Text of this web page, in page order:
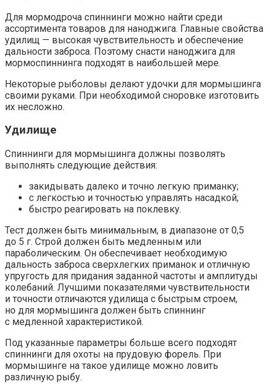
Для мормодроча спиннинги можно найти среди
ассортимента товаров для наноджига. Главные свойства
удилищ — высокая чувствительность и обеспечение
дальности заброса. Поэтому снасти наноджига для
мормоспиннинга подходят в наибольшей мере.
Некоторые рыболовы делают удочки для мормышинга
своими руками. При необходимой сноровке изготовить
их несложно.
Удилище
Спиннинги для мормышинга должны позволять
выполнять следующие действия:
закидывать далеко и точно легкую приманку;
с легкостью и точностью управлять насадкой;
быстро реагировать на поклевку.
Тест должен быть минимальным, в диапазоне от 0,5
до 5 г. Строй должен быть медленным или
параболическим. Он обеспечивает необходимую
дальность заброса сверхлегких приманок и отличную
упругость для придания заданной частоты и амплитуды
колебаний. Лучшими показателями чувствительности
и точности отличаются удилища с быстрым строем,
но для мормышинга должен быть спиннинг
с медленной характеристикой.
Под указанные параметры больше всего подходят
спиннинги для охоты на прудовую форель. При
мормышинге на такое удилище можно ловить
различную рыбу.